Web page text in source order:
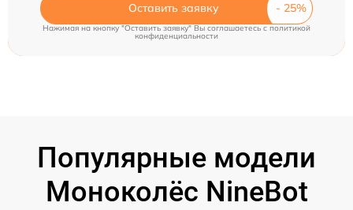
Оставить заявку
Нажимая на кнопку "Оставить заявку" Вы соглашаетесь c политикой
конфиденциальности
Популярные модели
Моноколёс NineBot